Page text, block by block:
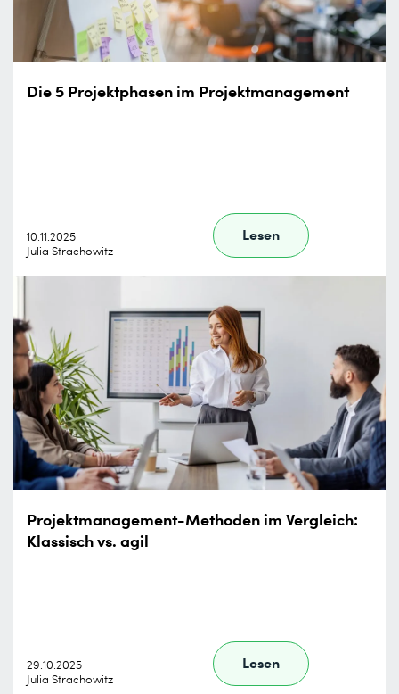
Die 5 Projektphasen im Projektmanagement
10.11.2025
Julia Strachowitz
Lesen
Projektmanagement-Methoden im Vergleich:
Klassisch vs. agil
29.10.2025
Julia Strachowitz
Lesen